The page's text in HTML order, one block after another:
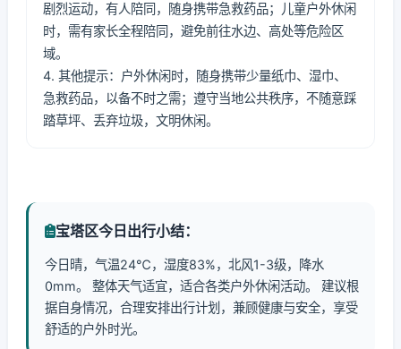
剧烈运动，有人陪同，随身携带急救药品；儿童户外休闲
时，需有家长全程陪同，避免前往水边、高处等危险区
域。
4. 其他提示：户外休闲时，随身携带少量纸巾、湿巾、
急救药品，以备不时之需；遵守当地公共秩序，不随意踩
踏草坪、丢弃垃圾，文明休闲。
宝塔区今日出行小结：
今日晴，气温24℃，湿度83%，北风1-3级，降水
0mm。 整体天气适宜，适合各类户外休闲活动。 建议根
据自身情况，合理安排出行计划，兼顾健康与安全，享受
舒适的户外时光。